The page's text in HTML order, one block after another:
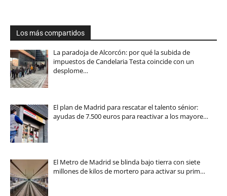
Los más compartidos
La paradoja de Alcorcón: por qué la subida de
impuestos de Candelaria Testa coincide con un
desplome…
El plan de Madrid para rescatar el talento sénior:
ayudas de 7.500 euros para reactivar a los mayore…
El Metro de Madrid se blinda bajo tierra con siete
millones de kilos de mortero para activar su prim…